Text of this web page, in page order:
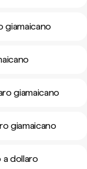
giamaicano
giamaicano
giamaicano
a dollaro